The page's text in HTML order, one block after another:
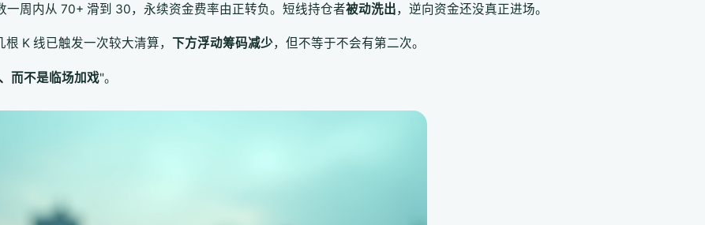
一周内从 70+ 滑到 30，永续资金费率由正转负。短线持仓者被动洗出，逆向资金还没真正进场。
K 线已触发一次较大清算， 下方浮动筹码减少，但不等于不会有第二次。
而不是临场加戏"。